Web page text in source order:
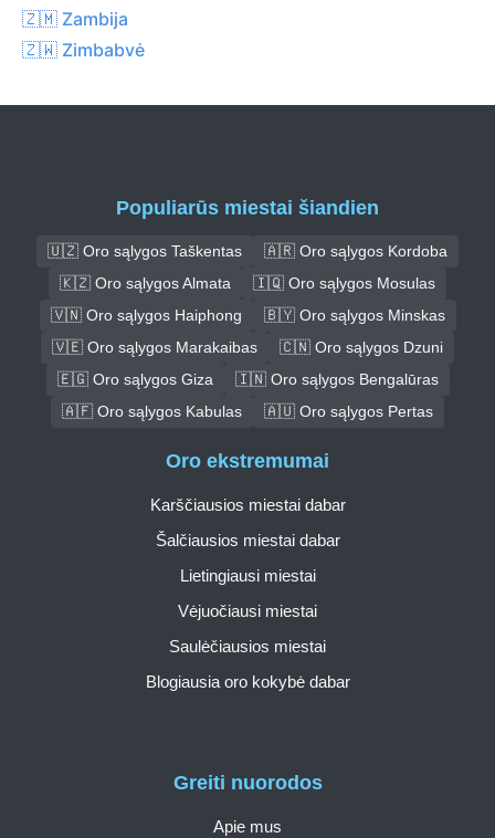
🇿🇲 Zambija
🇿🇼 Zimbabvė
Populiarūs miestai šiandien
🇺🇿 Oro sąlygos Taškentas
🇦🇷 Oro sąlygos Kordoba
🇰🇿 Oro sąlygos Almata
🇮🇶 Oro sąlygos Mosulas
🇻🇳 Oro sąlygos Haiphong
🇧🇾 Oro sąlygos Minskas
🇻🇪 Oro sąlygos Marakaibas
🇨🇳 Oro sąlygos Dzuni
🇪🇬 Oro sąlygos Giza
🇮🇳 Oro sąlygos Bengalūras
🇦🇫 Oro sąlygos Kabulas
🇦🇺 Oro sąlygos Pertas
Greiti nuorodos
Apie mus
Oro ekstremumai
Karščiausios miestai dabar
Šalčiausios miestai dabar
Lietingiausi miestai
Vėjuočiausi miestai
Saulėčiausios miestai
Blogiausia oro kokybė dabar